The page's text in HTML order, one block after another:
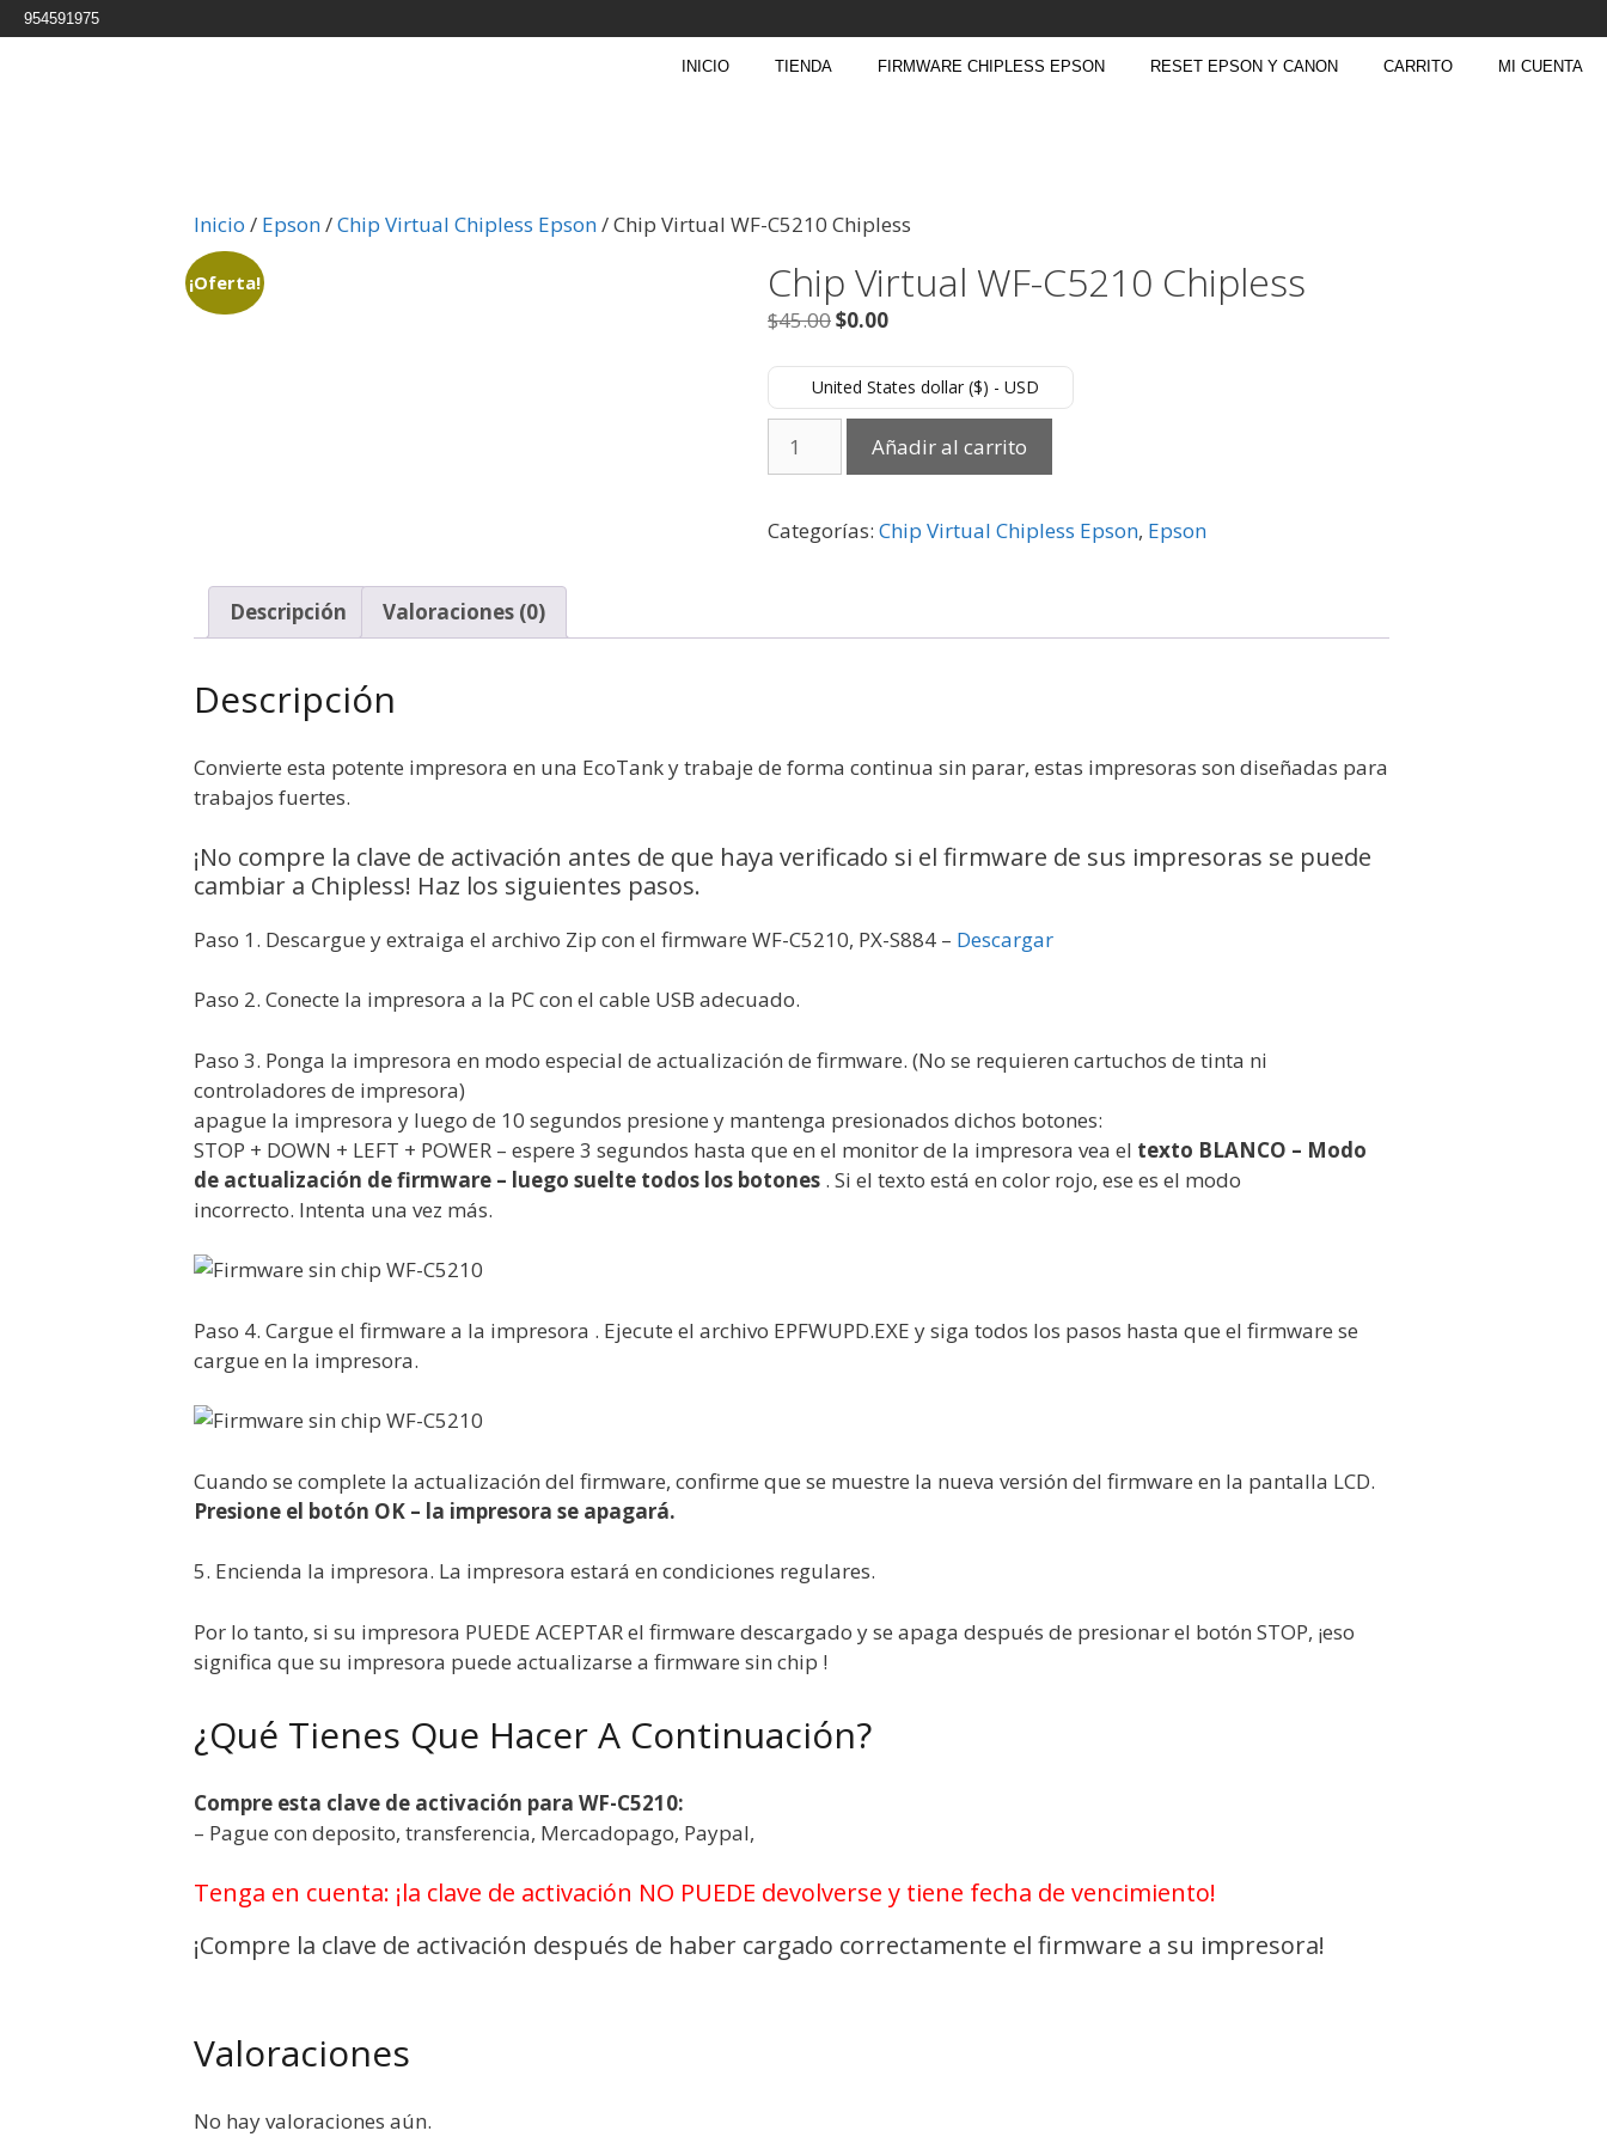
954591975
INICIO TIENDA FIRMWARE CHIPLESS EPSON RESET EPSON Y CANON CARRITO MI CUENTA
Inicio / Epson/Chip Virtual Chipless Epson/ Chip Virtual WF-C5210 Chipless
¡Oferta! Chip Virtual WF-C5210 Chipless
$45.00$0.00
United States dollar ($) - USD
Añadir al carrito
Categorías: Chip Virtual Chipless Epson, Epson
Descripción Valoraciones (0)
Descripción
Convierte esta potente impresora en una EcoTank y trabaje de forma continua sin parar, estas impresoras son diseñadas para
trabajos fuertes.
¡No compre la clave de activación antes de que haya verificado si el firmware de sus impresoras se puede
cambiar a Chipless! Haz los siguientes pasos.
Paso 1. Descargue y extraiga el archivo Zip con el firmware WF-C5210, PX-S884 – Descargar
Paso 2. Conecte la impresora a la PC con el cable USB adecuado.
Paso 3. Ponga la impresora en modo especial de actualización de firmware. (No se requieren cartuchos de tinta ni
controladores de impresora)
apague la impresora y luego de 10 segundos presione y mantenga presionados dichos botones:
STOP + DOWN + LEFT + POWER – espere 3 segundos hasta que en el monitor de la impresora vea el texto BLANCO – Modo
de actualización de firmware – luego suelte todos los botones . Si el texto está en color rojo, ese es el modo
incorrecto. Intenta una vez más.
Paso 4. Cargue el firmware a la impresora . Ejecute el archivo EPFWUPD.EXE y siga todos los pasos hasta que el firmware se
cargue en la impresora.
Cuando se complete la actualización del firmware, confirme que se muestre la nueva versión del firmware en la pantalla LCD.
Presione el botón OK – la impresora se apagará.
5. Encienda la impresora. La impresora estará en condiciones regulares.
Por lo tanto, si su impresora PUEDE ACEPTAR el firmware descargado y se apaga después de presionar el botón STOP, ¡eso
significa que su impresora puede actualizarse a firmware sin chip !
¿Qué Tienes Que Hacer A Continuación?
Compre esta clave de activación para WF-C5210:
– Pague con deposito, transferencia, Mercadopago, Paypal,
Tenga en cuenta: ¡la clave de activación NO PUEDE devolverse y tiene fecha de vencimiento!
¡Compre la clave de activación después de haber cargado correctamente el firmware a su impresora!
Valoraciones
No hay valoraciones aún.